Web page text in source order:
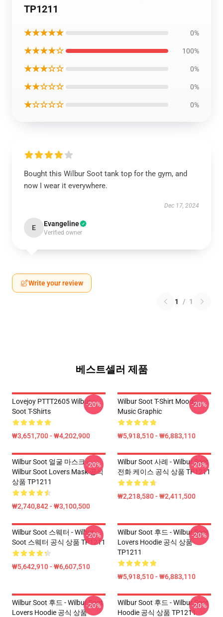
TP1211
★★★★★ 0%
★★★★☆ 100%
★★★☆☆ 0%
★★☆☆☆ 0%
★☆☆☆☆ 0%
Bought this Wilbur Soot tank top for the gym, and
now I wear it everywhere.
Dec 17, 2024
E Evangeline
Verified owner
Write your review
1 / 1
베스트셀러 제품
Lovejoy PTTT2605 Wilbur
Soot T-Shirts
₩3,651,700 - ₩4,202,900
-20%
Wilbur Soot T-Shirt Moody
Music Graphic
₩5,918,510 - ₩6,883,110
-20%
Wilbur Soot 얼굴 마스크 -
Wilbur Soot Lovers Mask 공식
상품 TP1211
₩2,740,842 - ₩3,100,500
-20%
Wilbur Soot 사례 - Wilbur Soot
전화 케이스 공식 상품 TP1211
₩2,218,580 - ₩2,411,500
-20%
Wilbur Soot 스웨터 - Wilbur
Soot 스웨터 공식 상품 TP1211
₩5,642,910 - ₩6,607,510
-20%
Wilbur Soot 후드 - Wilbur Soot
Lovers Hoodie 공식 상품
TP1211
₩5,918,510 - ₩6,883,110
-20%
Wilbur Soot 후드 - Wilbur Soot
Lovers Hoodie 공식 상품
-20%
Wilbur Soot 후드 - Wilbur Soot
Hoodie 공식 상품 TP1211
-20%